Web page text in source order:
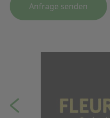
Anfrage senden